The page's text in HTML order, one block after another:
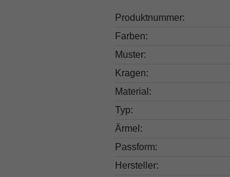
Produktnummer:
Farben:
Muster:
Kragen:
Material:
Typ:
Ärmel:
Passform:
Hersteller: